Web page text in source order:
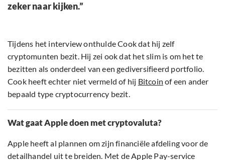
zeker naar kijken.”
Tijdens het interview onthulde Cook dat hij zelf
cryptomunten bezit. Hij zei ook dat het slim is om het te
bezitten als onderdeel van een gediversifieerd portfolio.
Cook heeft echter niet vermeld of hij Bitcoin of een ander
bepaald type cryptocurrency bezit.
Wat gaat Apple doen met cryptovaluta?
Apple heeft al plannen om zijn financiële afdeling voor de
detailhandel uit te breiden. Met de Apple Pay-service